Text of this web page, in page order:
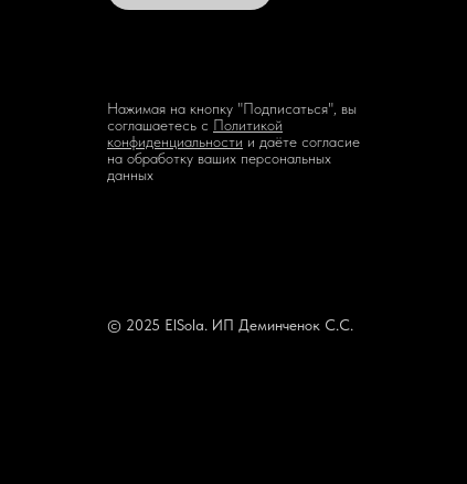
Нажимая на кнопку "Подписаться", вы
соглашаетесь с Политикой
конфиденциальности и даёте согласие
на обработку ваших персональных
данных
© 2025 ElSola. ИП Деминченок С.С.